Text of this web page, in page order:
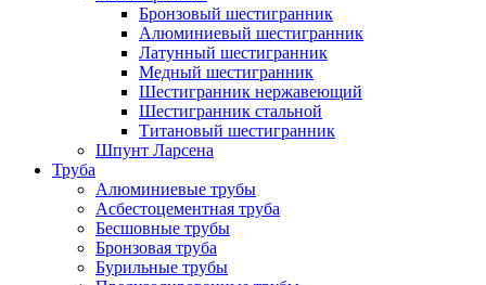
Бронзовый шестигранник
Алюминиевый шестигранник
Латунный шестигранник
Медный шестигранник
Шестигранник нержавеющий
Шестигранник стальной
Титановый шестигранник
Шпунт Ларсена
Труба
Алюминиевые трубы
Асбестоцементная труба
Бесшовные трубы
Бронзовая труба
Бурильные трубы